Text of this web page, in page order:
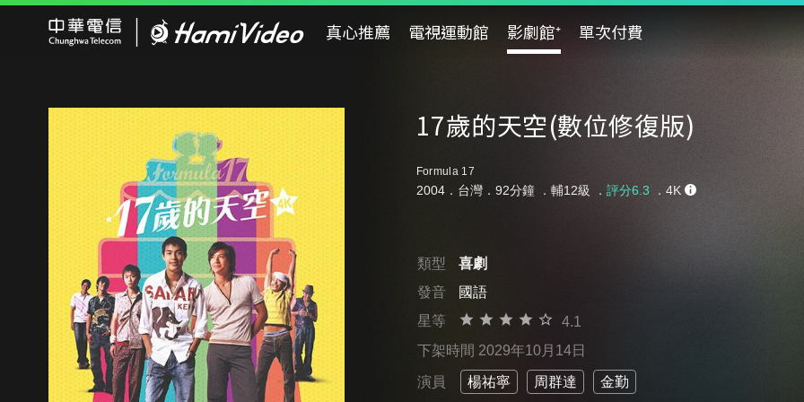
真心推薦 電視運動館 影劇館⁺ 單次付費
17歲的天空(數位修復版)
Formula 17
2004．台灣．92分鐘 ． 輔12級 ． 評分6.3 ．4K
類型
喜劇
發音
國語
星等
4.1
下架時間 2029年10月14日
演員 楊祐寧 周群達 金勤